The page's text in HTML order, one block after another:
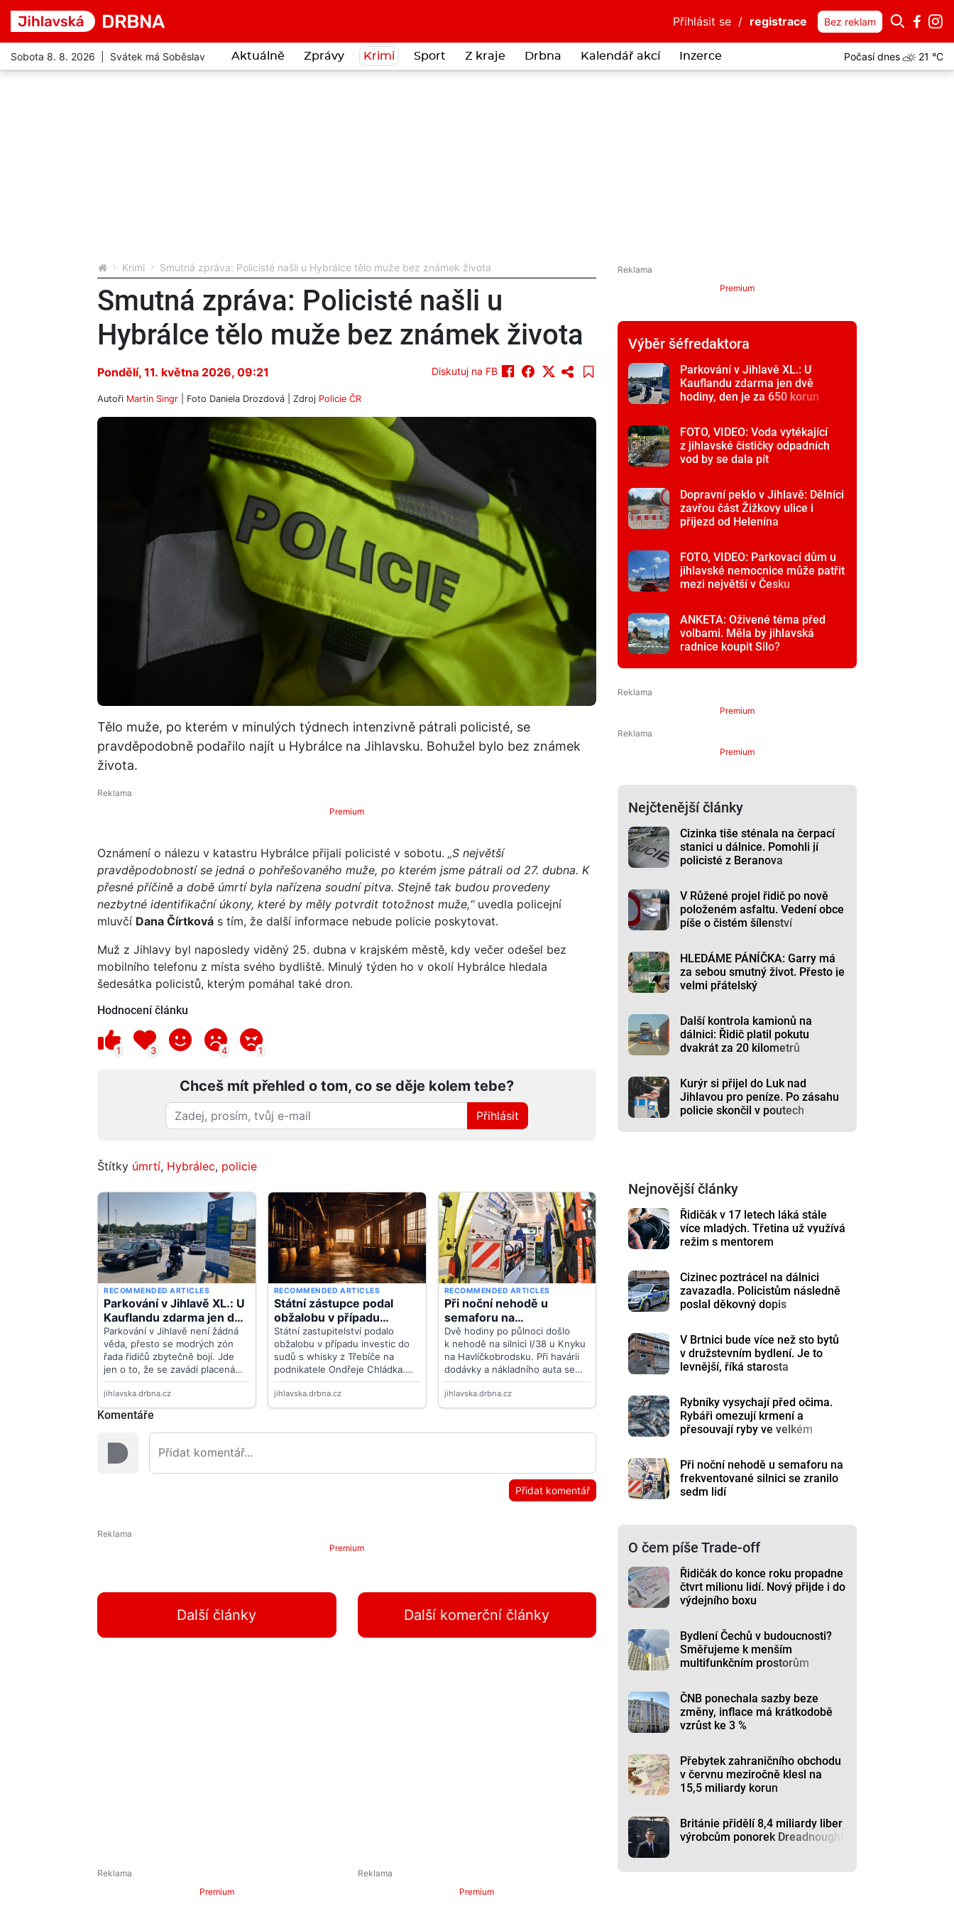
Přihlásit se / registrace Bez reklam
Sobota 8. 8. 2026 | Svátek má Soběslav Aktuálně Zprávy Krimi Sport Z kraje Drbna Kalendář akcí Inzerce Počasí dnes 21 °C
Krimi Smutná zpráva: Policisté našli u Hybrálce tělo muže bez známek života
Smutná zpráva: Policisté našli u
Hybrálce tělo muže bez známek života
Pondělí, 11. května 2026, 09:21 Diskutuj na FB
Autoři Martin Singr | Foto Daniela Drozdová | Zdroj Policie ČR
Tělo muže, po kterém v minulých týdnech intenzivně pátrali policisté, se
pravděpodobně podařilo najít u Hybrálce na Jihlavsku. Bohužel bylo bez známek
života.
Premium
Oznámení o nálezu v katastru Hybrálce přijali policisté v sobotu. „S největší
pravděpodobností se jedná o pohřešovaného muže, po kterém jsme pátrali od 27. dubna. K
přesné příčině a době úmrtí byla nařízena soudní pitva. Stejně tak budou provedeny
nezbytné identifikační úkony, které by měly potvrdit totožnost muže,“uvedla policejní
mluvčí Dana Čírtková s tím, že další informace nebude policie poskytovat.
Muž z Jihlavy byl naposledy viděný 25. dubna v krajském městě, kdy večer odešel bez
mobilního telefonu z místa svého bydliště. Minulý týden ho v okolí Hybrálce hledala
šedesátka policistů, kterým pomáhal také dron.
Hodnocení článku
1 3 4 1
Chceš mít přehled o tom, co se děje kolem tebe?
Přihlásit
Štítky úmrtí, Hybrálec, policie
Komentáře
Přidat komentář
Premium
Další články Další komerční články
Premium
Výběr šéfredaktora
Parkování v Jihlavě XL.: U
Kauflandu zdarma jen dvě
hodiny, den je za 650 korun
FOTO, VIDEO: Voda vytékající
z jihlavské čističky odpadních
vod by se dala pít
Dopravní peklo v Jihlavě: Dělníci
zavřou část Žižkovy ulice i
příjezd od Helenína
FOTO, VIDEO: Parkovací dům u
jihlavské nemocnice může patřit
mezi největší v Česku
ANKETA: Oživené téma před
volbami. Měla by jihlavská
radnice koupit Silo?
Premium
Premium
Nejčtenější články
Cizinka tiše sténala na čerpací
stanici u dálnice. Pomohli jí
policisté z Beranova
V Růžené projel řidič po nově
položeném asfaltu. Vedení obce
píše o čistém šílenství
HLEDÁME PÁNÍČKA: Garry má
za sebou smutný život. Přesto je
velmi přátelský
Další kontrola kamionů na
dálnici: Řidič platil pokutu
dvakrát za 20 kilometrů
Kurýr si přijel do Luk nad
Jihlavou pro peníze. Po zásahu
policie skončil v poutech
Nejnovější články
Řidičák v 17 letech láká stále
více mladých. Třetina už využívá
režim s mentorem
Cizinec poztrácel na dálnici
zavazadla. Policistům následně
poslal děkovný dopis
V Brtnici bude více než sto bytů
v družstevním bydlení. Je to
levnější, říká starosta
Rybníky vysychají před očima.
Rybáři omezují krmení a
přesouvají ryby ve velkém
Při noční nehodě u semaforu na
frekventované silnici se zranilo
sedm lidí
O čem píše Trade-off
Řidičák do konce roku propadne
čtvrt milionu lidí. Nový přijde i do
výdejního boxu
Bydlení Čechů v budoucnosti?
Směřujeme k menším
multifunkčním prostorům
ČNB ponechala sazby beze
změny, inflace má krátkodobě
vzrůst ke 3 %
Přebytek zahraničního obchodu
v červnu meziročně klesl na
15,5 miliardy korun
Británie přidělí 8,4 miliardy liber
výrobcům ponorek Dreadnought
Premium Premium